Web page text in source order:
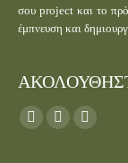
σου project και το
έμπνευση και
Find us on: